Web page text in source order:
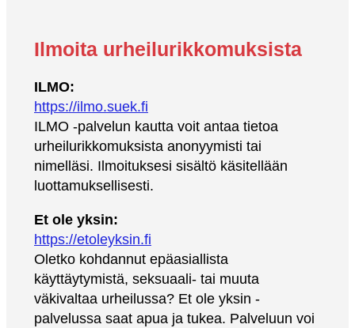
Ilmoita urheilurikkomuksista
ILMO:
https://ilmo.suek.fi
ILMO -palvelun kautta voit antaa tietoa
urheilurikkomuksista anonyymisti tai
nimelläsi. Ilmoituksesi sisältö käsitellään
luottamuksellisesti.
Et ole yksin:
https://etoleyksin.fi
Oletko kohdannut epäasiallista
käyttäytymistä, seksuaali- tai muuta
väkivaltaa urheilussa? Et ole yksin -
palvelussa saat apua ja tukea. Palveluun voi